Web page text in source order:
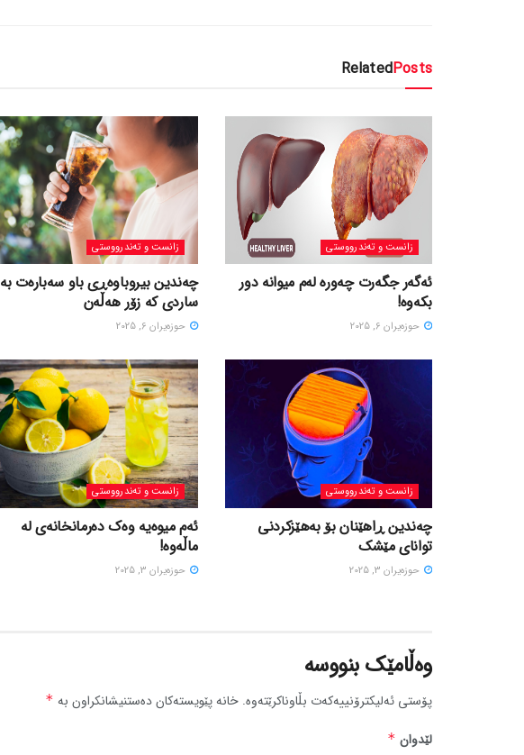
RelatedPosts
زانست و تەندرووستی
ئەگەر جگەرت چەورە لەم میوانە دور
بکەوە!
حوزه‌یران 6, 2025
زانست و تەندرووستی
چەندین بیروباوەڕی باو سەبارەت بە
ساردی کە زۆر هەڵەن
حوزه‌یران 6, 2025
زانست و تەندرووستی
چەندین ڕاهێنان بۆ بەهێزکردنی
توانای مێشک
حوزه‌یران 3, 2025
زانست و تەندرووستی
ئەم میوەیە وەک دەرمانخانەی لە
ماڵەوە!
حوزه‌یران 3, 2025
وەڵامێک بنووسە
پۆستی ئەلیکترۆنییەکەت بڵاوناکرێتەوە. خانە پێویستەکان دەستنیشانکراون بە *
لێدوان *